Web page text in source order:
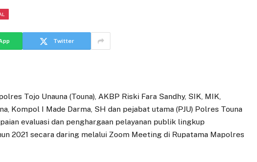
Twitter
Tojo Unauna (Touna), AKBP Riski Fara Sandhy, SIK, MIK,
Kompol I Made Darma, SH dan pejabat utama (PJU) Polres Touna
evaluasi dan penghargaan pelayanan publik lingkup
2021 secara daring melalui Zoom Meeting di Rupatama Mapolres